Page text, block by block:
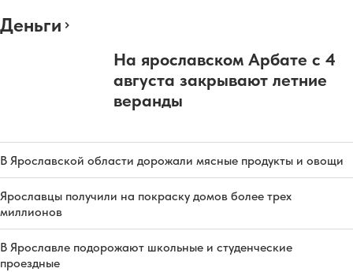
Деньги
На ярославском Арбате с 4
августа закрывают летние
веранды
В Ярославской области дорожали мясные продукты и овощи
Ярославцы получили на покраску домов более трех
миллионов
В Ярославле подорожают школьные и студенческие
проездные